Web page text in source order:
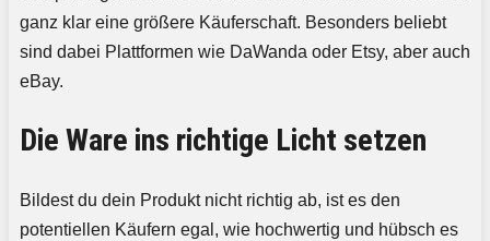
ganz klar eine größere Käuferschaft. Besonders beliebt
sind dabei Plattformen wie DaWanda oder Etsy, aber auch
eBay.
Die Ware ins richtige Licht setzen
Bildest du dein Produkt nicht richtig ab, ist es den
potentiellen Käufern egal, wie hochwertig und hübsch es